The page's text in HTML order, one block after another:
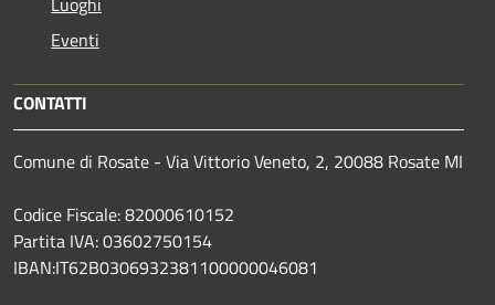
Eventi
CONTATTI
Comune di Rosate - Via Vittorio Veneto, 2, 20088 Rosate MI
Codice Fiscale: 82000610152
Partita IVA: 03602750154
IBAN:IT62B0306932381100000046081